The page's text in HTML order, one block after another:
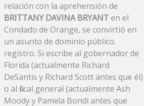
relación con la aprehensión de
BRITTANY DAVINA BRYANTen el
Condado de Orange, se convirtió en
un asunto de dominio público.
registro. Si escribe al gobernador de
Florida (actualmente Richard
DeSantis y Richard Scott antes que él)
o al fiscal general (actualmente Ash
Moody y Pamela Bondi antes que